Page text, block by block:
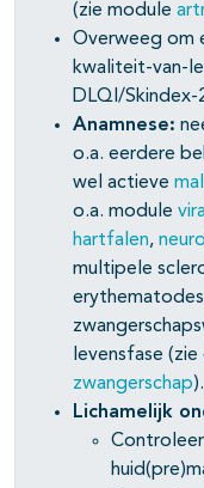
open- en
open- en
open- en
open- en
open- en
(zie module
Overweeg om
kwaliteit-van-
DLQI/Skindex-
Anamnese:
o.a. eerdere
wel actieve
o.a. module
hartfalen,
multipele
erythematodes
levensfase
zwangerschap).
Lichamelijk